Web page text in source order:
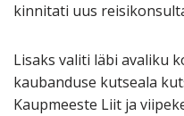
kinnitati uus
Lisaks valiti läbi avaliku
kaubanduse kutseala
Kaupmeeste Liit ja